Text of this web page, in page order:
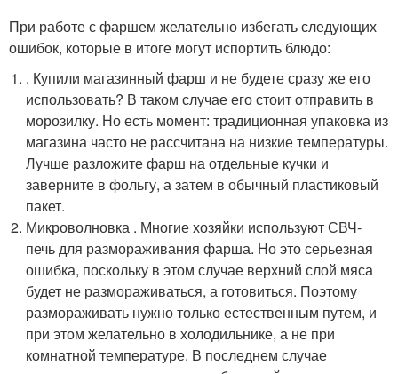
При работе с фаршем желательно избегать следующих
ошибок, которые в итоге могут испортить блюдо:
. Купили магазинный фарш и не будете сразу же его
использовать? В таком случае его стоит отправить в
морозилку. Но есть момент: традиционная упаковка из
магазина часто не рассчитана на низкие температуры.
Лучше разложите фарш на отдельные кучки и
заверните в фольгу, а затем в обычный пластиковый
пакет.
Микроволновка . Многие хозяйки используют СВЧ-
печь для размораживания фарша. Но это серьезная
ошибка, поскольку в этом случае верхний слой мяса
будет не размораживаться, а готовиться. Поэтому
размораживать нужно только естественным путем, и
при этом желательно в холодильнике, а не при
комнатной температуре. В последнем случае